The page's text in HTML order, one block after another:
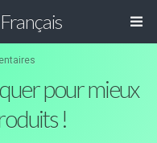
pour mieux
!